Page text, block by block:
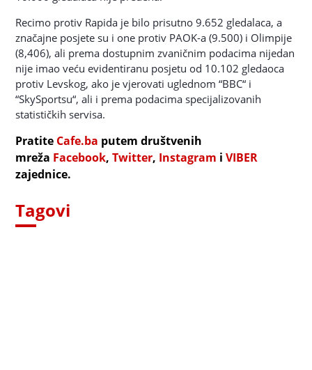
Recimo protiv Rapida je bilo prisutno 9.652 gledalaca, a
značajne posjete su i one protiv PAOK-a (9.500) i Olimpije
(8,406), ali prema dostupnim zvaničnim podacima nijedan
nije imao veću evidentiranu posjetu od 10.102 gledaoca
protiv Levskog, ako je vjerovati uglednom “BBC“ i
“SkySportsu“, ali i prema podacima specijalizovanih
statističkih servisa.
Pratite Cafe.ba putem društvenih
mreža Facebook,Twitter, Instagram iVIBER
zajednice.
Tagovi